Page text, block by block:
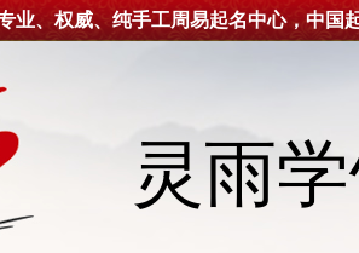
、权威、纯手工周易起名中心，中国
灵雨